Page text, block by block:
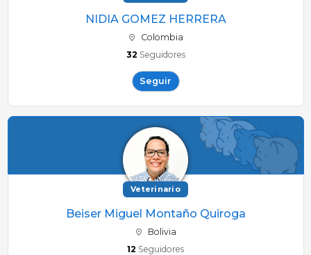
NIDIA GOMEZ HERRERA
Colombia
32 Seguidores
Seguir
Veterinario
Beiser Miguel Montaño Quiroga
Bolivia
12 Seguidores